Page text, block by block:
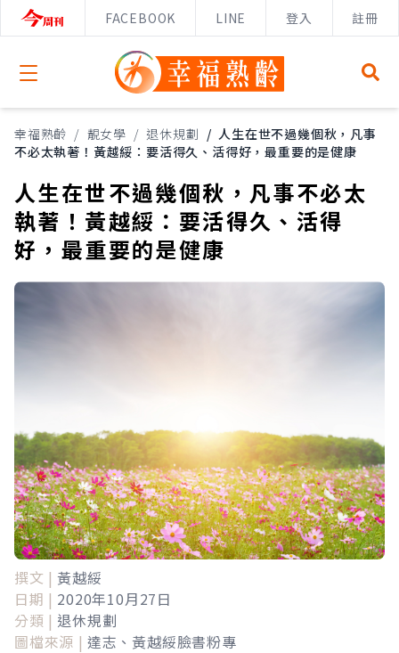
FACEBOOK LINE 登入 註冊
Open menu
幸福熟齡 / 靚女學 / 退休規劃 / 人生在世不過幾個秋，凡事
不必太執著！黃越綏：要活得久、活得好，最重要的是健康
人生在世不過幾個秋，凡事不必太
執著！黃越綏：要活得久、活得
好，最重要的是健康
撰文 | 黃越綏
日期 | 2020年10月27日
分類 | 退休規劃
圖檔來源 | 達志、黃越綏臉書粉專